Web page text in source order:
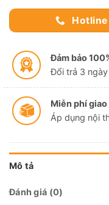
Đảm bảo
Đổi trả 3
Miễn phí giao
Áp dụng nội
Mô tả
Đánh giá (0)